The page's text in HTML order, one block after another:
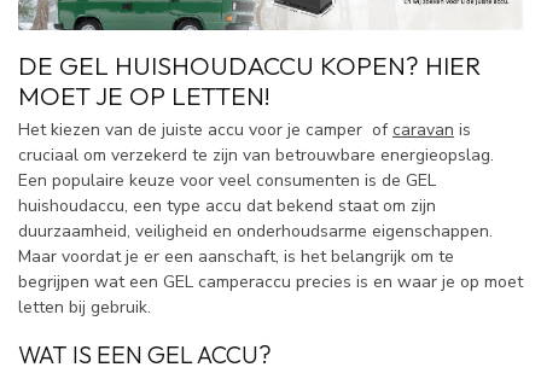
DE GEL HUISHOUDACCU KOPEN? HIER
MOET JE OP LETTEN!
Het kiezen van de juiste accu voor je camper ofcaravan is
cruciaal om verzekerd te zijn van betrouwbare energieopslag.
Een populaire keuze voor veel consumenten is de GEL
huishoudaccu, een type accu dat bekend staat om zijn
duurzaamheid, veiligheid en onderhoudsarme eigenschappen.
Maar voordat je er een aanschaft, is het belangrijk om te
begrijpen wat een GEL camperaccu precies is en waar je op moet
letten bij gebruik.
WAT IS EEN GEL ACCU?